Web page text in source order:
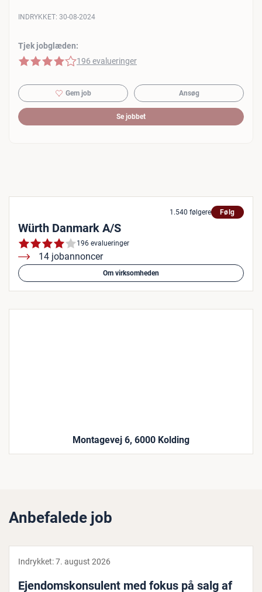
Tjek jobglæden:
4 af 5 stjerner
196 evalueringer
INDRYKKET: 30-08-2024
Gem job Ansøg
Se jobbet
1.540 følgere Følg
Würth Danmark A/S
196 evalueringer
14 jobannoncer
Om virksomheden
Montagevej 6, 6000 Kolding
Anbefalede job
Indrykket:7. august 2026
Ejen­dom­s­kon­su­lent med fokus på salg af